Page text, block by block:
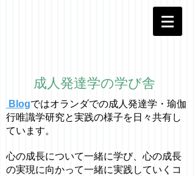
成人発達学の学び舎
Blogではオラ ンダでの成人発達学・ 瑜伽
行唯識学研究と実践の様子を日々共有し
ています。
心の成長について一緒に学び、心の成長
の実現に向かって一緒に実践していくコ